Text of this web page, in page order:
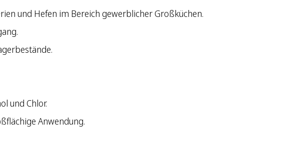
und Hefen im Bereich gewerblicher Großküchen.
und Chlor.
Anwendung.